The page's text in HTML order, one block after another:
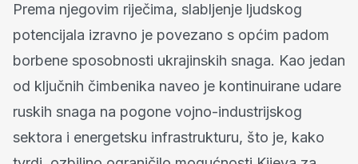
Prema njegovim riječima, slabljenje ljudskog
potencijala izravno je povezano s općim padom
borbene sposobnosti ukrajinskih snaga. Kao jedan
od ključnih čimbenika naveo je kontinuirane udare
ruskih snaga na pogone vojno-industrijskog
sektora i energetsku infrastrukturu, što je, kako